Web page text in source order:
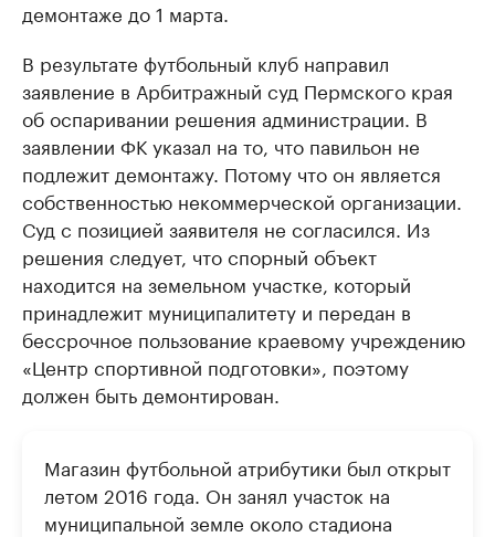
демонтаже до 1 марта.
В результате футбольный клуб направил
заявление в Арбитражный суд Пермского края
об оспаривании решения администрации. В
заявлении ФК указал на то, что павильон не
подлежит демонтажу. Потому что он является
собственностью некоммерческой организации.
Суд с позицией заявителя не согласился. Из
решения следует, что спорный объект
находится на земельном участке, который
принадлежит муниципалитету и передан в
бессрочное пользование краевому учреждению
«Центр спортивной подготовки», поэтому
должен быть демонтирован.
Магазин футбольной атрибутики был открыт
летом 2016 года. Он занял участок на
муниципальной земле около стадиона